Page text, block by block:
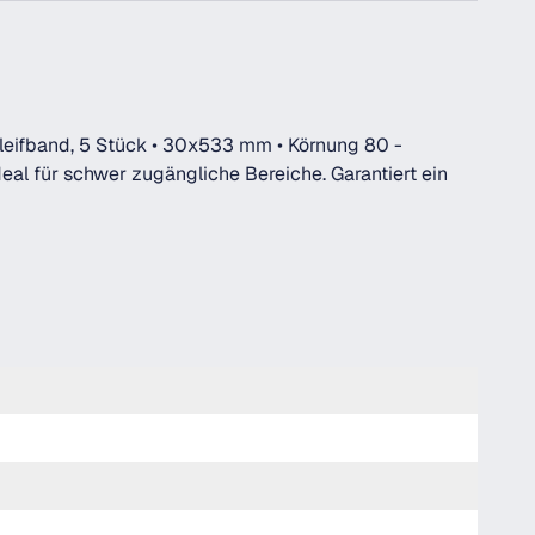
5 Stück • 30x533 mm • Körnung 80 -
für schwer zugängliche Bereiche. Garantiert ein